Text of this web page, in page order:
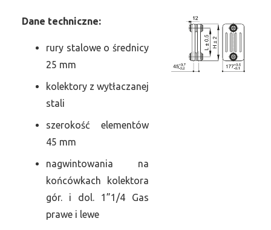
Dane techniczne:
rury stalowe o średnicy
25 mm
kolektory z wytłaczanej
stali
szerokość elementów
45 mm
nagwintowania na
końcówkach kolektora
gór. i dol. 1”1/4 Gas
prawe i lewe